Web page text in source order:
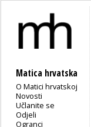
Matica hrvatska
O Matici hrvatskoj
Novosti
Učlanite se
Odjeli
Ogranci